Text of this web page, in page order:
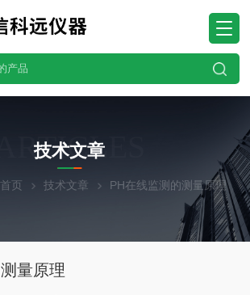
ARTICLES
技术文章
首页 技术文章 PH在线监测的测量原理
量原理